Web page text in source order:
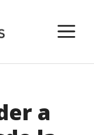
a